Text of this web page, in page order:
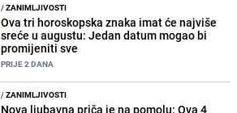
/ZANIMLJIVOSTI
Ova tri horoskopska znaka imat će najviše
sreće u augustu: Jedan datum mogao bi
promijeniti sve
PRIJE 2 DANA
/ZANIMLJIVOSTI
Nova ljubavna priča je na pomolu: Ova 4